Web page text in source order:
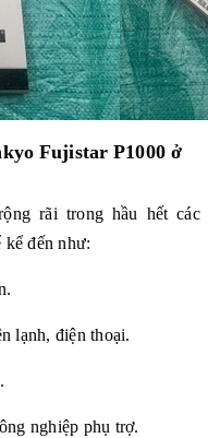
Fujistar P1000 ở
rãi trong hầu hết các
kể đến như:
lạnh, điện thoại.
nghiệp phụ trợ.